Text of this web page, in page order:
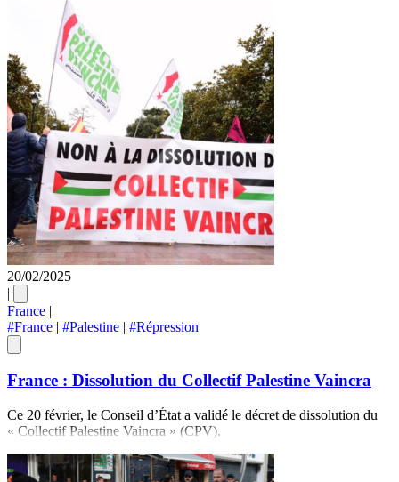
20/02/2025
|
France |
#France | #Palestine | #Répression
France : Dissolution du Collectif Palestine Vaincra
Ce 20 février, le Conseil d’État a validé le décret de dissolution du
« Collectif Palestine Vaincra » (CPV).